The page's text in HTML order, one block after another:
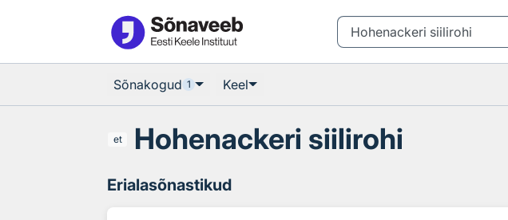
Sõnakogud 1 Keel
et Hohenackeri siilirohi
Erialasõnastikud